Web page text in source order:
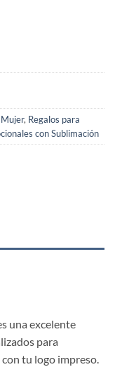
, Regalos para
con Sublimación
una excelente
para
tu logo impreso.